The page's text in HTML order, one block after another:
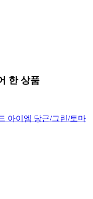
한 상품
아이엠 당근/그린/토마